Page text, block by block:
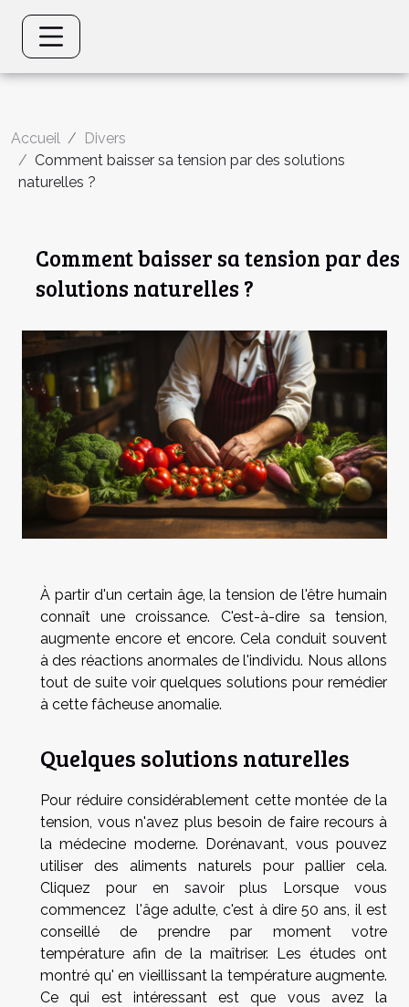
Accueil
Divers
Comment baisser sa tension par des solutions
naturelles ?
Comment baisser sa tension par des
solutions naturelles ?
À partir d'un certain âge, la tension de l'être humain
connaît une croissance. C'est-à-dire sa tension,
augmente encore et encore. Cela conduit souvent
à des réactions anormales de l'individu. Nous allons
tout de suite voir quelques solutions pour remédier
à cette fâcheuse anomalie.
Quelques solutions naturelles
Pour réduire considérablement cette montée de la
tension, vous n'avez plus besoin de faire recours à
la médecine moderne. Dorénavant, vous pouvez
utiliser des aliments naturels pour pallier cela.
Cliquez pour en savoir plus
Lorsque vous
commencez l'âge adulte, c'est à dire 50 ans, il est
conseillé de prendre par moment votre
température afin de la maîtriser. Les études ont
montré qu' en vieillissant la température augmente.
Ce qui est intéressant est que vous avez la